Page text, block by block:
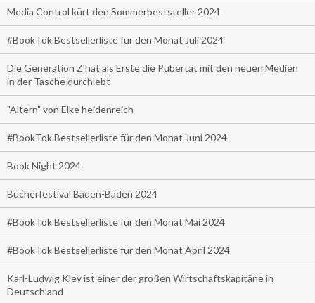
Media Control kürt den Sommerbeststeller 2024
#BookTok Bestsellerliste für den Monat Juli 2024
Die Generation Z hat als Erste die Pubertät mit den neuen Medien
in der Tasche durchlebt
"Altern" von Elke heidenreich
#BookTok Bestsellerliste für den Monat Juni 2024
Book Night 2024
Bücherfestival Baden-Baden 2024
#BookTok Bestsellerliste für den Monat Mai 2024
#BookTok Bestsellerliste für den Monat April 2024
Karl-Ludwig Kley ist einer der großen Wirtschaftskapitäne in
Deutschland